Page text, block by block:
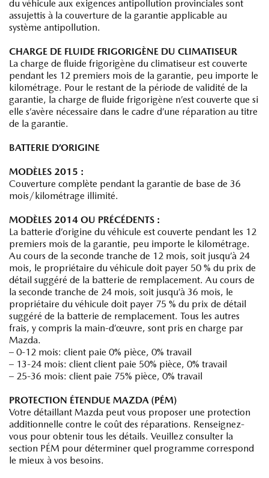
du véhicule aux exigences antipollution provinciales sont
assujettis à la couverture de la garantie applicable au
système antipollution.
CHARGE DE FLUIDE FRIGORIGÈNE DU CLIMATISEUR
La charge de fluide frigorigène du climatiseur est couverte
pendant les 12 premiers mois de la garantie, peu importe le
kilométrage. Pour le restant de la période de validité de la
garantie, la charge de fluide frigorigène n’est couverte que si
elle s’avère nécessaire dans le cadre d’une réparation au titre
de la garantie.
BATTERIE D’ORIGINE
MODÈLES 2015 :
Couverture complète pendant la garantie de base de 36
mois/kilométrage illimité.
MODÈLES 2014 OU PRÉCÉDENTS :
La batterie d’origine du véhicule est couverte pendant les 12
premiers mois de la garantie, peu importe le kilométrage.
Au cours de la seconde tranche de 12 mois, soit jusqu’à 24
mois, le propriétaire du véhicule doit payer 50 % du prix de
détail suggéré de la batterie de remplacement. Au cours de
la seconde tranche de 24 mois, soit jusqu’à 36 mois, le
propriétaire du véhicule doit payer 75 % du prix de détail
suggéré de la batterie de remplacement. Tous les autres
frais, y compris la main-d’œuvre, sont pris en charge par
Mazda.
– 0-12 mois: client paie 0% pièce, 0% travail
– 13-24 mois: client client paie 50% pièce, 0% travail
– 25-36 mois: client paie 75% pièce, 0% travail
PROTECTION ÉTENDUE MAZDA (PÉM)
Votre détaillant Mazda peut vous proposer une protection
additionnelle contre le coût des réparations. Renseignez-
vous pour obtenir tous les détails. Veuillez consulter la
section PÉM pour déterminer quel programme correspond
le mieux à vos besoins.